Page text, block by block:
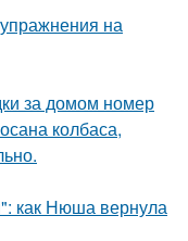
на
за домом номер
колбаса,
как Нюша вернула